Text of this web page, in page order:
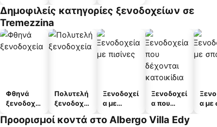
άτων
Δημοφιλείς κατηγορίες ξενοδοχείων σε
Tremezzina
Φθηνά
ξενοδοχεί
Πολυτελή
ξενοδοχεί
Ξενοδοχεί
α με
Ξενοδοχεί
α που
κατοικίδι
α με
Προορισμοί κοντά στο Albergo Villa Edy